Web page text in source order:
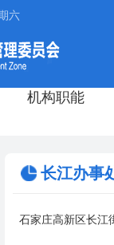
长江办事
石家庄高新区长江